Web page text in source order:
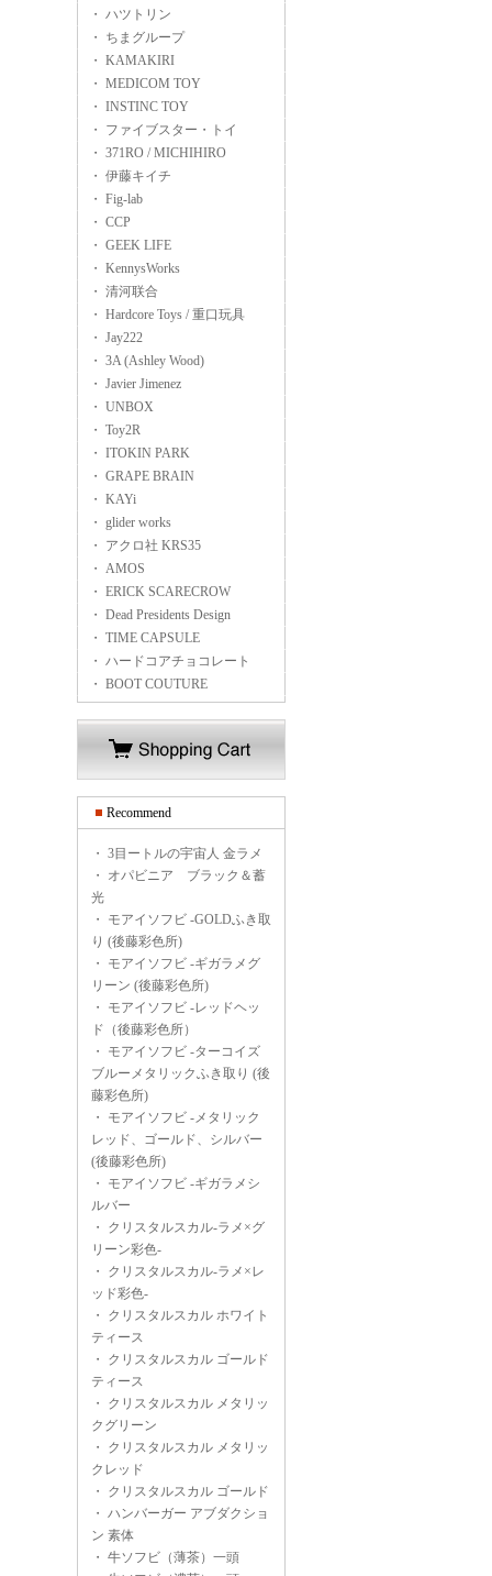
・ ハツトリン
・ ちまグループ
・ KAMAKIRI
・ MEDICOM TOY
・ INSTINC TOY
・ ファイブスター・トイ
・ 371RO / MICHIHIRO
・ 伊藤キイチ
・ Fig-lab
・ CCP
・ GEEK LIFE
・ KennysWorks
・ 清河联合
・ Hardcore Toys / 重口玩具
・ Jay222
・ 3A (Ashley Wood)
・ Javier Jimenez
・ UNBOX
・ Toy2R
・ ITOKIN PARK
・ GRAPE BRAIN
・ KAYi
・ glider works
・ アクロ社 KRS35
・ AMOS
・ ERICK SCARECROW
・ Dead Presidents Design
・ TIME CAPSULE
・ ハードコアチョコレート
・ BOOT COUTURE
Recommend
・ 3目ートルの宇宙人 金ラメ
・ オパビニア ブラック＆蓄
光
・ モアイソフビ -GOLDふき取
り (後藤彩色所)
・ モアイソフビ -ギガラメグ
リーン (後藤彩色所)
・ モアイソフビ -レッドヘッ
ド（後藤彩色所）
・ モアイソフビ -ターコイズ
ブルーメタリックふき取り (後
藤彩色所)
・ モアイソフビ -メタリック
レッド、ゴールド、シルバー
(後藤彩色所)
・ モアイソフビ -ギガラメシ
ルバー
・ クリスタルスカル-ラメ×グ
リーン彩色-
・ クリスタルスカル-ラメ×レ
ッド彩色-
・ クリスタルスカル ホワイト
ティース
・ クリスタルスカル ゴールド
ティース
・ クリスタルスカル メタリッ
クグリーン
・ クリスタルスカル メタリッ
クレッド
・ クリスタルスカル ゴールド
・ ハンバーガー アブダクショ
ン 素体
・ 牛ソフビ（薄茶）一頭